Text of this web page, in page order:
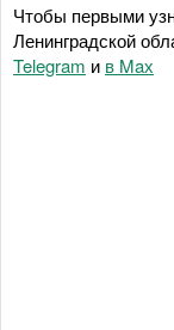
Чтобы первыми
Ленинградской
Telegram и в Maх